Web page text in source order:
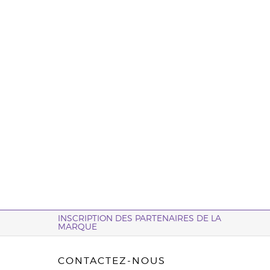
INSCRIPTION DES PARTENAIRES DE LA
MARQUE
CONTACTEZ-NOUS